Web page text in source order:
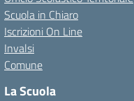
Scuola in Chiaro
Iscrizioni On Line
Invalsi
Comune
La Scuola